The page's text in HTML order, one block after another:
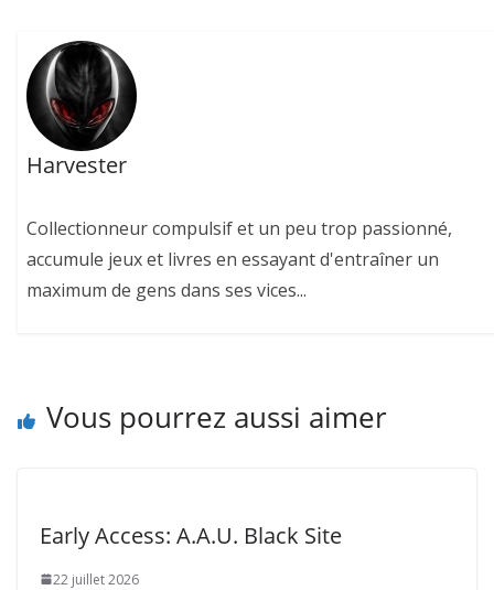
Harvester
Collectionneur compulsif et un peu trop passionné,
accumule jeux et livres en essayant d'entraîner un
maximum de gens dans ses vices...
Vous pourrez aussi aimer
Early Access: A.A.U. Black Site
22 juillet 2026